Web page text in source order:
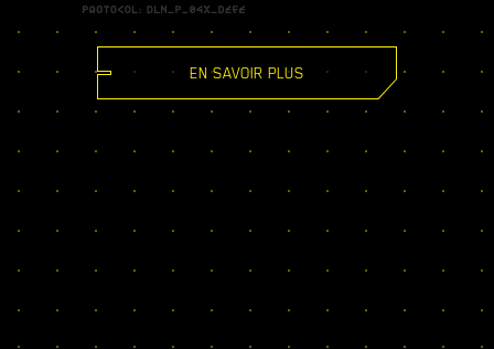
EN SAVOIR PLUS